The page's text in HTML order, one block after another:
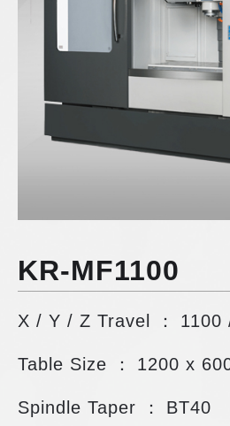
KR-MF1100
X / Y / Z Travel ： 1100
Table Size ： 1200 x
Spindle Taper ： BT40